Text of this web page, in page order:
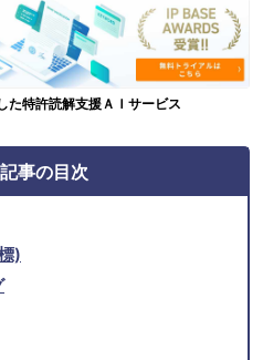
た特許読解支援ＡＩサービス
事の目次
)